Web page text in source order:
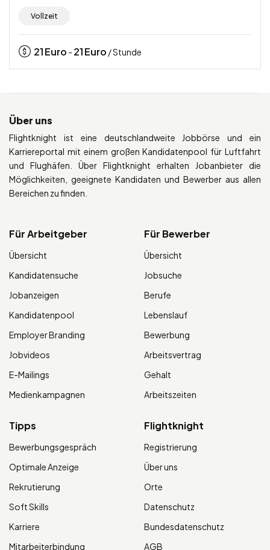
Vollzeit
21Euro - 21Euro / Stunde
Über uns
Flightknight ist eine deutschlandweite Jobbörse und ein
Karriereportal mit einem großen Kandidatenpool für Luftfahrt
und Flughäfen. Über Flightknight erhalten Jobanbieter die
Möglichkeiten, geeignete Kandidaten und Bewerber aus allen
Bereichen zu finden.
Für Arbeitgeber
Übersicht
Kandidatensuche
Jobanzeigen
Kandidatenpool
Employer Branding
Jobvideos
E-Mailings
Medienkampagnen
Für Bewerber
Übersicht
Jobsuche
Berufe
Lebenslauf
Bewerbung
Arbeitsvertrag
Gehalt
Arbeitszeiten
Tipps
Bewerbungsgespräch
Optimale Anzeige
Rekrutierung
Soft Skills
Karriere
Mitarbeiterbindung
Flightknight
Registrierung
Über uns
Orte
Datenschutz
Bundesdatenschutz
AGB